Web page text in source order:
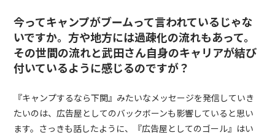
今ってキャンプがブームって言われているじゃな
いですか。方や地方には過疎化の流れもあって。
その世間の流れと武田さん自身のキャリアが結び
付いているように感じるのですが？
『キャンプするなら下関』みたいなメッセージを発信していき
たいのは、広告屋としてのバックボーンも影響していると思い
ます。さっきも話したように、『広告屋としてのゴール』はい